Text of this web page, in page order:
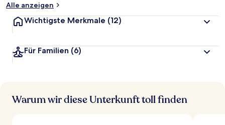
Alle anzeigen
Wichtigste Merkmale (12)
Für Familien (6)
Warum wir diese Unterkunft toll finden